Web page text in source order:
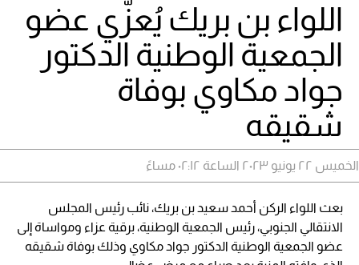
اللواء بن بريك يُعزّي عضو
الجمعية الوطنية الدكتور
جواد مكاوي بوفاة
شقيقه
الخميس ٢٢ يونيو ٢٠٢٣ الساعة ٠٢:١٢ مساءً
بعث اللواء الركن أحمد سعيد بن بريك، نائب رئيس المجلس
الانتقالي الجنوبي، رئيس الجمعية الوطنية، برقية عزاء ومواساة إلى
عضو الجمعية الوطنية الدكتور جواد مكاوي وذلك بوفاة شقيقه